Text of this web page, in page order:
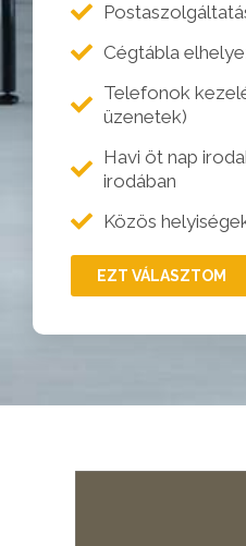
Cégtábla
Telefonok
üzenetek)
Havi öt nap
irodában
Közös
EZT VÁLASZTOM